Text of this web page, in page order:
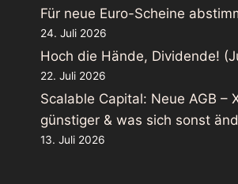
Für neue Euro-Scheine
24. Juli 2026
Hoch die Hände, Dividende!
22. Juli 2026
Scalable Capital: Neue AGB –
günstiger & was sich sonst
13. Juli 2026